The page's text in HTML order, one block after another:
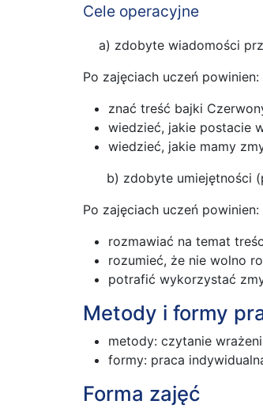
Cele operacyjne
a) zdobyte wiadomości
Po zajęciach uczeń powinien:
znać treść bajki
wiedzieć, jakie postacie
wiedzieć, jakie mamy
b) zdobyte umiejętności
Po zajęciach uczeń powinien:
rozmawiać na temat
rozumieć, że nie wolno
potrafić wykorzystać
Metody i formy
metody: czytanie
formy: praca
Forma zajęć